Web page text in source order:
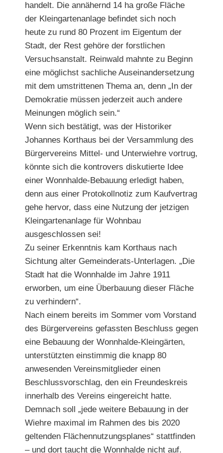
handelt. Die annähernd 14 ha große Fläche
der Kleingartenanlage befindet sich noch
heute zu rund 80 Prozent im Eigentum der
Stadt, der Rest gehöre der forstlichen
Versuchsanstalt. Reinwald mahnte zu Beginn
eine möglichst sachliche Auseinandersetzung
mit dem umstrittenen Thema an, denn „In der
Demokratie müssen jederzeit auch andere
Meinungen möglich sein.“
Wenn sich bestätigt, was der Historiker
Johannes Korthaus bei der Versammlung des
Bürgervereins Mittel- und Unterwiehre vortrug,
könnte sich die kontrovers diskutierte Idee
einer Wonnhalde-Bebauung erledigt haben,
denn aus einer Protokollnotiz zum Kaufvertrag
gehe hervor, dass eine Nutzung der jetzigen
Kleingartenanlage für Wohnbau
ausgeschlossen sei!
Zu seiner Erkenntnis kam Korthaus nach
Sichtung alter Gemeinderats-Unterlagen. „Die
Stadt hat die Wonnhalde im Jahre 1911
erworben, um eine Überbauung dieser Fläche
zu verhindern“.
Nach einem bereits im Sommer vom Vorstand
des Bürgervereins gefassten Beschluss gegen
eine Bebauung der Wonnhalde-Kleingärten,
unterstützten einstimmig die knapp 80
anwesenden Vereinsmitglieder einen
Beschlussvorschlag, den ein Freundeskreis
innerhalb des Vereins eingereicht hatte.
Demnach soll „jede weitere Bebauung in der
Wiehre maximal im Rahmen des bis 2020
geltenden Flächennutzungsplanes“ stattfinden
– und dort taucht die Wonnhalde nicht auf.